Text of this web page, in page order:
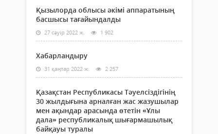
Қызылорда облысы әкімі аппаратының
басшысы тағайындалды
27 сәуір 2022 ж. 1 902
Хабарландыру
31 қаңтар 2022 ж. 2 257
Қазақстан Республикасы Тәуелсіздігінің
30 жылдығына арналған жас жазушылар
мен ақындар арасында өтетін «Ұлы
дала» республикалық шығармашылық
байқауы туралы